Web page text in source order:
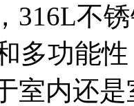
不锈
功能性
室内还